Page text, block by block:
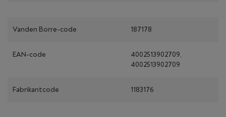
Vanden Borre-code 187178
EAN-code
4002513902709,
4002513902709
Fabrikantcode 1183176